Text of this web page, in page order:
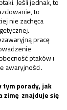
Jeśli jednak, to
to
nie zachęca
pracę
ptaków i
awaryjności.
tym porady, jak
zimę znajduje się